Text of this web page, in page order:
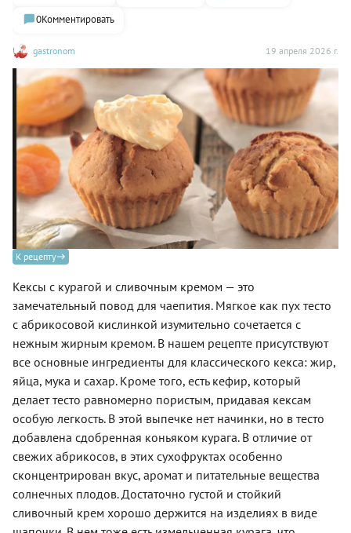
gastronom 19 апреля 2026 г.
0Комментировать
К рецепту
Кексы с курагой и сливочным кремом — это
замечательный повод для чаепития. Мягкое как пух тесто
с абрикосовой кислинкой изумительно сочетается с
нежным жирным кремом. В нашем рецепте присутствуют
все основные ингредиенты для классического кекса: жир,
яйца, мука и сахар. Кроме того, есть кефир, который
делает тесто равномерно пористым, придавая кексам
особую легкость. В этой выпечке нет начинки, но в тесто
добавлена сдобренная коньяком курага. В отличие от
свежих абрикосов, в этих сухофруктах особенно
сконцентрирован вкус, аромат и питательные вещества
солнечных плодов. Достаточно густой и стойкий
сливочный крем хорошо держится на изделиях в виде